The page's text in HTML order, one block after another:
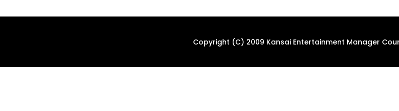
Copyright (C) 2009 Kansai Entertainment Manager